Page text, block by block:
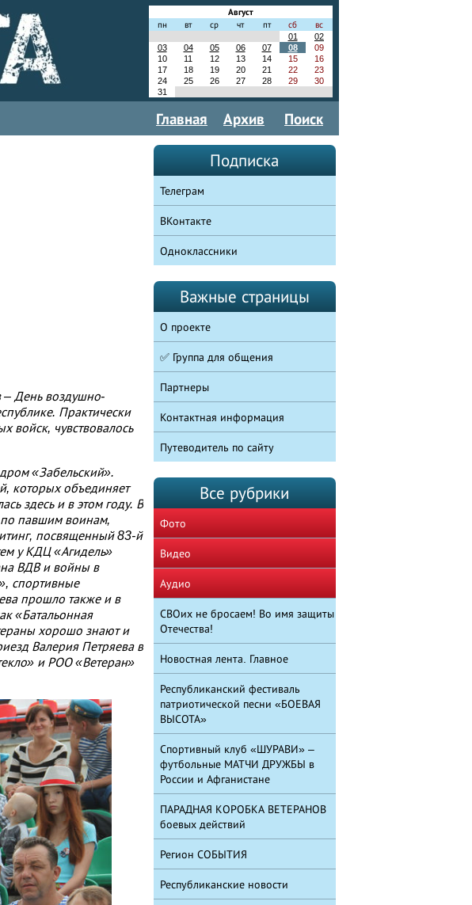
Август
пн
вт ср чт пт сб
вс
01
02
03
04 05 06 07 08
09
10
11 12 13 14 15
16
17
18 19 20 21 22
23
24
25 26 27 28 29
30
31
Главная Архив Поиск
– День воздушно-
Практически
войск, чувствовалось
«Забельский».
которых объединяет
здесь и в этом году. В
павшим воинам,
посвященный 83-й
у КДЦ «Агидель»
ВДВ и войны в
спортивные
прошло также и в
«Батальонная
хорошо знают и
Валерия Петряева в
и РОО «Ветеран»
Подписка
Телеграм
ВКонтакте
Одноклассники
Важные страницы
О проекте
✅ Группа для общения
Партнеры
Контактная информация
Путеводитель по сайту
Все рубрики
Фото
Видео
Аудио
СВОих не бросаем! Во имя защиты
Отечества!
Новостная лента. Главное
Республиканский фестиваль
патриотической песни «БОЕВАЯ
ВЫСОТА»
Спортивный клуб «ШУРАВИ» –
футбольные МАТЧИ ДРУЖБЫ в
России и Афганистане
ПАРАДНАЯ КОРОБКА ВЕТЕРАНОВ
боевых действий
Регион СОБЫТИЯ
Республиканские новости